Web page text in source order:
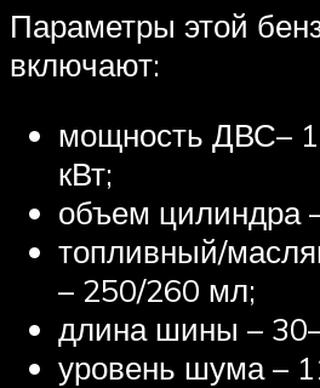
Параметры этой
включают:
мощность ДВС–
кВт;
объем цилиндра
топливный/
– 250/260 мл;
длина шины –
уровень шума –